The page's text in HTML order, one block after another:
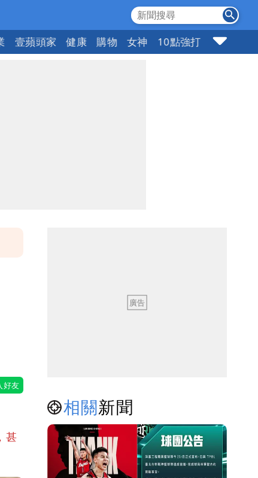
壹蘋頭家 健康 購物 女神 10點強打
甚
相關新聞